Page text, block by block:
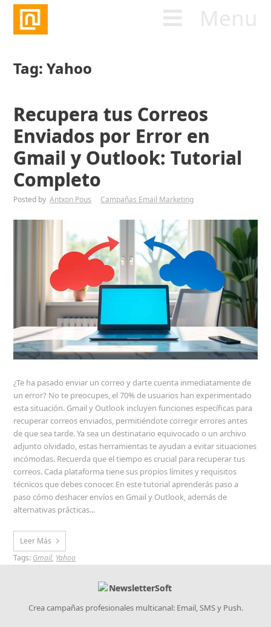
Tag: Yahoo
Recupera tus Correos
Enviados por Error en
Gmail y Outlook: Tutorial
Completo
Posted by Antxon Pous Campañas Email Marketing
¿Te ha pasado enviar un correo y darte cuenta inmediatamente de
un error? No te preocupes, el 70% de usuarios han experimentado
esta situación. Gmail y Outlook incluyen funciones específicas para
recuperar correos enviados, permitiéndote corregir errores antes
de que sea tarde. Ya sea un destinatario equivocado o un archivo
adjunto olvidado, estas herramientas te ayudan a evitar situaciones
incómodas. Recuerda que el tiempo es crucial para recuperar tus
correos. Cada plataforma tiene sus propios límites y requisitos
técnicos que debes conocer. En este tutorial aprenderás paso a
paso cómo deshacer envíos en Gmail y Outlook, además de
alternativas prácticas...
Leer Más
Tags: Gmail, Yahoo
Crea campañas profesionales multicanal: Email, SMS y Push.